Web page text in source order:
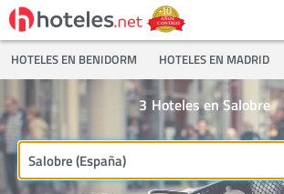
HOTELES EN BENIDORM HOTELES EN MADRID
Hoteles en Salobre
3